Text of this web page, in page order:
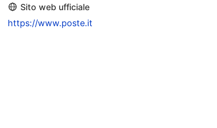
Sito web ufficiale
https://www.poste.it